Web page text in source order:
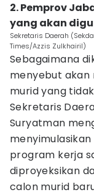
2. Pemprov
yang akan
Sekretaris Daerah
Times/Azzis Zulkhairil)
Sebagaimana
menyebut akan
murid yang
Sekretaris
Suryatman
program kerja
diproyeksikan
calon murid